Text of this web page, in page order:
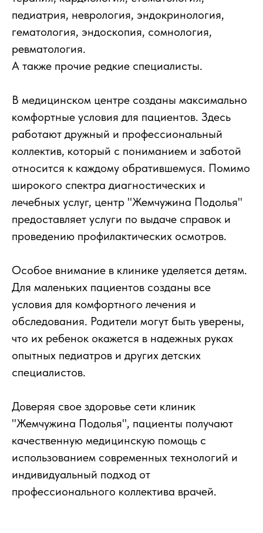
педиатрия, неврология, эндокринология,
гематология, эндоскопия, сомнология,
ревматология.
А также прочие редкие специалисты.
В медицинском центре созданы максимально
комфортные условия для пациентов. Здесь
работают дружный и профессиональный
коллектив, который с пониманием и заботой
относится к каждому обратившемуся. Помимо
широкого спектра диагностических и
лечебных услуг, центр "Жемчужина Подолья"
предоставляет услуги по выдаче справок и
проведению профилактических осмотров.
Особое внимание в клинике уделяется детям.
Для маленьких пациентов созданы все
условия для комфортного лечения и
обследования. Родители могут быть уверены,
что их ребенок окажется в надежных руках
опытных педиатров и других детских
специалистов.
Доверяя свое здоровье сети клиник
"Жемчужина Подолья", пациенты получают
качественную медицинскую помощь с
использованием современных технологий и
индивидуальный подход от
профессионального коллектива врачей.